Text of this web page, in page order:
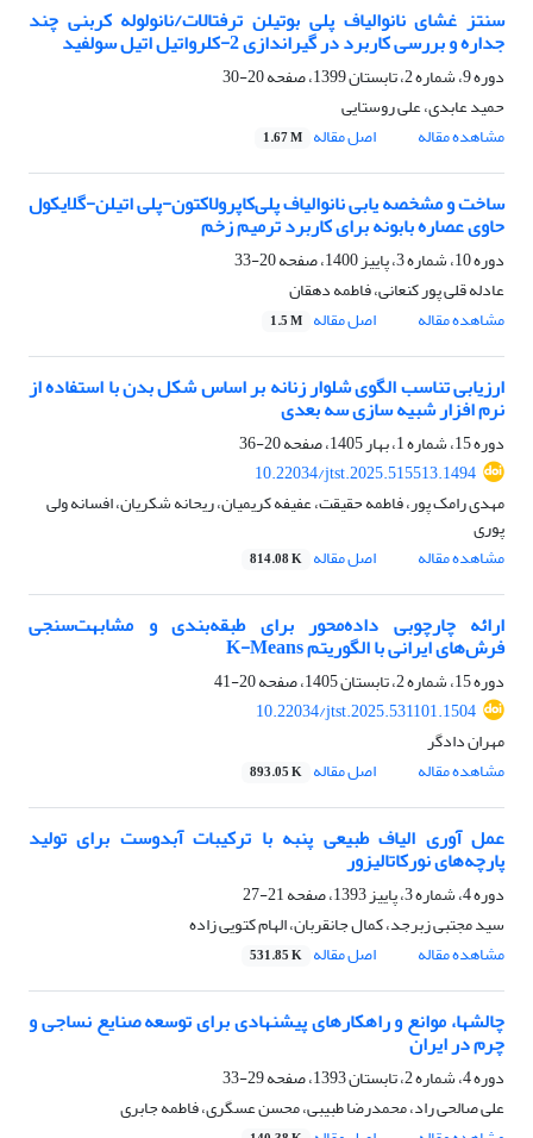
سنتز غشای نانوالیاف پلی بوتیلن ترفتالات/نانولوله کربنی چند
جداره و بررسی کاربرد در گیراندازی 2-کلرواتیل اتیل سولفید
دوره 9، شماره 2، تابستان 1399، صفحه
20-30
حمید عابدی، علی روستایی
مشاهده مقاله
اصل مقاله 1.67 M
ساخت و مشخصه یابی نانوالیاف پلی‌کاپرولاکتون-پلی اتیلن-گلایکول
حاوی عصاره بابونه برای کاربرد ترمیم زخم
دوره 10، شماره 3، پاییز 1400، صفحه
20-33
عادله قلی پور کنعانی، فاطمه دهقان
مشاهده مقاله
اصل مقاله 1.5 M
ارزیابی تناسب الگوی شلوار زنانه بر اساس شکل بدن با استفاده از
نرم افزار شبیه سازی سه بعدی
دوره 15، شماره 1، بهار 1405، صفحه
20-36
10.22034/jtst.2025.515513.1494
مهدی رامک پور، فاطمه حقیقت، عفیفه کریمیان، ریحانه شکریان، افسانه ولی
پوری
مشاهده مقاله
اصل مقاله 814.08 K
ارائه چارچوبی داده‌محور برای طبقه‌بندی و مشابهت‌سنجی
فرش‌های ایرانی با الگوریتم K-Means
دوره 15، شماره 2، تابستان 1405، صفحه
20-41
10.22034/jtst.2025.531101.1504
مهران دادگر
مشاهده مقاله
اصل مقاله 893.05 K
عمل آوری الیاف طبیعی پنبه با ترکیبات آبدوست برای تولید
پارچه‌های نورکاتالیزور
دوره 4، شماره 3، پاییز 1393، صفحه
21-27
سید مجتبی زبرجد، کمال جانقربان، الهام کتویی زاده
مشاهده مقاله
اصل مقاله 531.85 K
چالشها، موانع و راهکارهای پیشنهادی برای توسعه صنایع نساجی و
چرم در ایران
دوره 4، شماره 2، تابستان 1393، صفحه
29-33
علی صالحی راد، محمدرضا طبیبی، محسن عسگری، فاطمه جابری